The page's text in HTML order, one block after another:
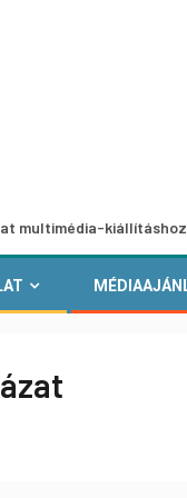
kiállításhoz